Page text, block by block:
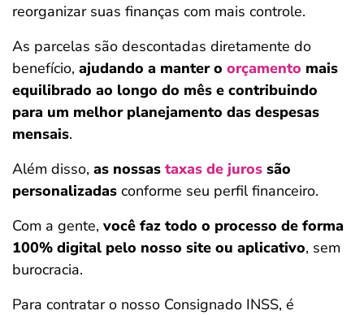
reorganizar suas finanças com mais controle.
As parcelas são descontadas diretamente do
benefício, ajudando a manter o orçamento mais
equilibrado ao longo do mês e contribuindo
para um melhor planejamento das despesas
mensais.
Além disso, as nossas taxas de juros são
personalizadas conforme seu perfil financeiro.
Com a gente, você faz todo o processo de forma
100% digital pelo nosso site ou aplicativo, sem
burocracia.
Para contratar o nosso Consignado INSS, é